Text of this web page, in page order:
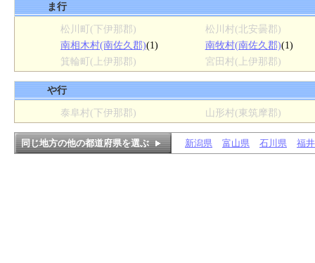
ま行
松川町(下伊那郡)
松川村(北安曇郡)
南相木村(南佐久郡)(1) 南牧村(南佐久郡)(1)
箕輪町(上伊那郡)
宮田村(上伊那郡)
や行
泰阜村(下伊那郡)
山形村(東筑摩郡)
同じ地方の他の都道府県を選ぶ 新潟県 富山県 石川県 福